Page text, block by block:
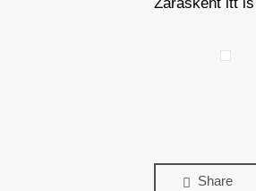
Share